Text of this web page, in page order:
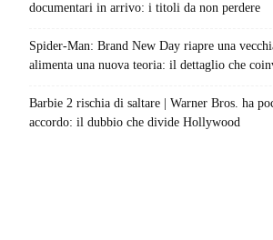
documentari in arrivo: i titoli da non perdere
Spider-Man: Brand New Day riapre una
alimenta una nuova teoria: il dettaglio che
Barbie 2 rischia di saltare | Warner Bros. ha
accordo: il dubbio che divide Hollywood